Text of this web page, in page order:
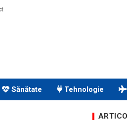
Sănătate Tehnologie